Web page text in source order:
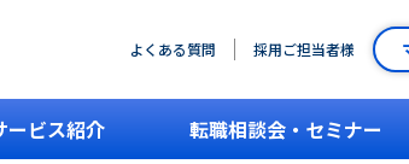
よくある質問 採用ご担当者様
ービス紹介 転職相談会・セミナー